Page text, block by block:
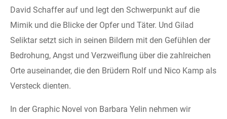
David Schaffer auf und legt den Schwerpunkt auf die
Mimik und die Blicke der Opfer und Täter. Und Gilad
Seliktar setzt sich in seinen Bildern mit den Gefühlen der
Bedrohung, Angst und Verzweiflung über die zahlreichen
Orte auseinander, die den Brüdern Rolf und Nico Kamp als
Versteck dienten.
In der Graphic Novel von Barbara Yelin nehmen wir